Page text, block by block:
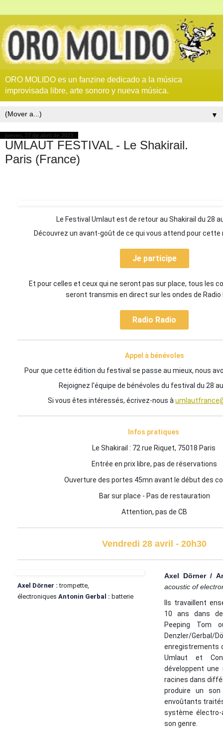
ORO MOLIDO es un fanzine dedicado a la música
improvisada libre, arte sonoro y nueva música.
▼
jueves, 27 de abril de 2023
UMLAUT FESTIVAL - Le Shakirail.
Paris (France)
Le Festival Umlaut est de retour au Shakirail du 28
Découvrez un avant-goût de ce qui vous attend pour cette
Je participe
Et pour celles et ceux qui ne seront pas sur place, tous les
seront transmis en direct sur les ondes de Radio
Radio Radio
Appel à bénévoles
Pour que cette édition du festival se passe au mieux, nous
Rejoignez l'équipe de bénévoles du festival du 28
Si vous êtes intéressés, écrivez-nous à
Infos pratiques
Le Shakirail : 72 rue Riquet, 75018 Paris
Entrée en prix libre, pas de réservations
Ouverture des portes 45mn avant le début des
Bar sur place - Pas de restauration
Attention, pas de CB
Vendredi 28 avril - 20h30
Axel Dörner :trompette,
électroniques Antonin Gerbal : batterie
Axel Dörner /
acoustic of
Ils travaillent
10 ans dans
Peeping Tom
Denzler/Gerbal/
enregistrements
Umlaut et
développent
racines dans
produire un
envoûtants
système électro-
son genre.